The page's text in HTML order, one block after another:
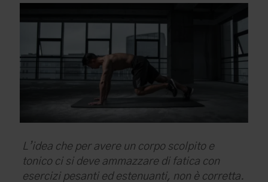
L’idea che per avere un corpo scolpito e
tonico ci si deve ammazzare di fatica con
esercizi pesanti ed estenuanti, non è corretta.